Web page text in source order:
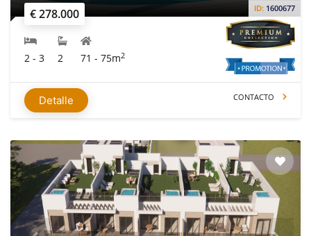
€ 278.000 ID: 1600677
2 - 3 2 71 - 75m2
Detalle CONTACTO